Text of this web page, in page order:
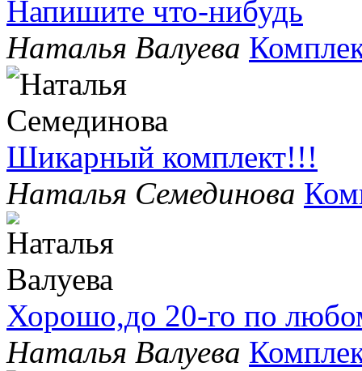
Напишите что-нибудь
Наталья Валуева
Шикарный комплект!!!
Наталья Семединова
Хорошо,до 20-го по
Наталья Валуева